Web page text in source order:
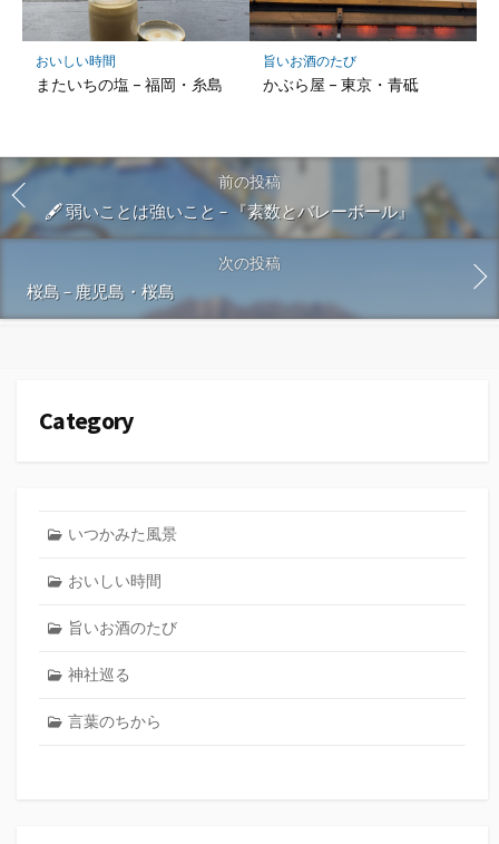
おいしい時間
またいちの塩 – 福岡・糸島
旨いお酒のたび
かぶら屋 – 東京・青砥
前の投稿
🖋 弱いことは強いこと – 『素数とバレーボール』
次の投稿
桜島 – 鹿児島・桜島
Category
いつかみた風景
おいしい時間
旨いお酒のたび
神社巡る
言葉のちから